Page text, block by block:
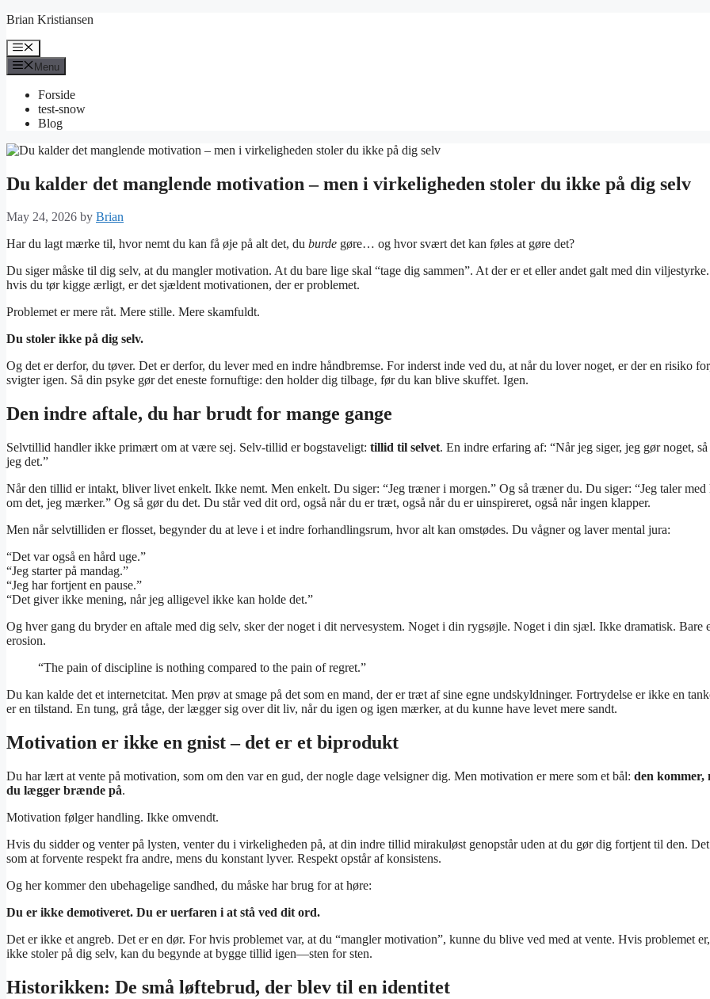
Skip
content
Brian Kristiansen
Menu
Menu
Forside
test-snow
Blog
Du kalder det manglende motivation – men i virkeligheden stoler du ikke på dig selv
May 24, 2026 by Brian
Har du lagt mærke til, hvor nemt du kan få øje på alt det, du burde gøre… og hvor svært det kan føles at gøre det?
Du siger måske til dig selv, at du mangler motivation. At du bare lige skal “tage dig sammen”. At der er et eller andet galt med din
hvis du tør kigge ærligt, er det sjældent motivationen, der er problemet.
Problemet er mere råt. Mere stille. Mere skamfuldt.
Du stoler ikke på dig selv.
Og det er derfor, du tøver. Det er derfor, du lever med en indre håndbremse. For inderst inde ved du, at når du lover noget, er der en risiko
svigter igen. Så din psyke gør det eneste fornuftige: den holder dig tilbage, før du kan blive skuffet. Igen.
Den indre aftale, du har brudt for mange gange
Selvtillid handler ikke primært om at være sej. Selv-tillid er bogstaveligt: tillid til selvet. En indre erfaring af: “Når jeg siger, jeg gør noget,
jeg det.”
Når den tillid er intakt, bliver livet enkelt. Ikke nemt. Men enkelt. Du siger: “Jeg træner i morgen.” Og så træner du. Du siger: “Jeg taler med
om det, jeg mærker.” Og så gør du det. Du står ved dit ord, også når du er træt, også når du er uinspireret, også når ingen klapper.
Men når selvtilliden er flosset, begynder du at leve i et indre forhandlingsrum, hvor alt kan omstødes. Du vågner og laver mental jura:
“Det var også en hård uge.”
“Jeg starter på mandag.”
“Jeg har fortjent en pause.”
“Det giver ikke mening, når jeg alligevel ikke kan holde det.”
Og hver gang du bryder en aftale med dig selv, sker der noget i dit nervesystem. Noget i din rygsøjle. Noget i din sjæl. Ikke dramatisk. Bare
erosion.
“The pain of discipline is nothing compared to the pain of regret.”
Du kan kalde det et internetcitat. Men prøv at smage på det som en mand, der er træt af sine egne undskyldninger. Fortrydelse er ikke en
er en tilstand. En tung, grå tåge, der lægger sig over dit liv, når du igen og igen mærker, at du kunne have levet mere sandt.
Motivation er ikke en gnist – det er et biprodukt
Du har lært at vente på motivation, som om den var en gud, der nogle dage velsigner dig. Men motivation er mere som et bål: den kommer,
du lægger brænde på.
Motivation følger handling. Ikke omvendt.
Hvis du sidder og venter på lysten, venter du i virkeligheden på, at din indre tillid mirakuløst genopstår uden at du gør dig fortjent til den.
som at forvente respekt fra andre, mens du konstant lyver. Respekt opstår af konsistens.
Og her kommer den ubehagelige sandhed, du måske har brug for at høre:
Du er ikke demotiveret. Du er uerfaren i at stå ved dit ord.
Det er ikke et angreb. Det er en dør. For hvis problemet var, at du “mangler motivation”, kunne du blive ved med at vente. Hvis problemet
ikke stoler på dig selv, kan du begynde at bygge tillid igen—sten for sten.
Historikken: De små løftebrud, der blev til en identitet